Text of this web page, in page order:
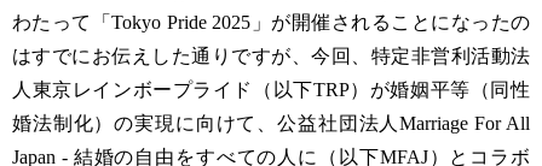
わたって「Tokyo Pride 2025」が開催されることになったの
はすでにお伝えした通りですが、今回、特定非営利活動法
人東京レインボープライド（以下TRP）が婚姻平等（同性
婚法制化）の実現に向けて、公益社団法人Marriage For All
Japan - 結婚の自由をすべての人に（以下MFAJ）とコラボ